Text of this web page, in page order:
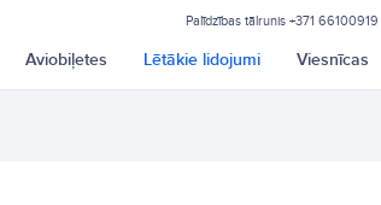
Palīdzības tālrunis +371 66100919
Aviobiļetes Lētākie lidojumi Viesnīcas